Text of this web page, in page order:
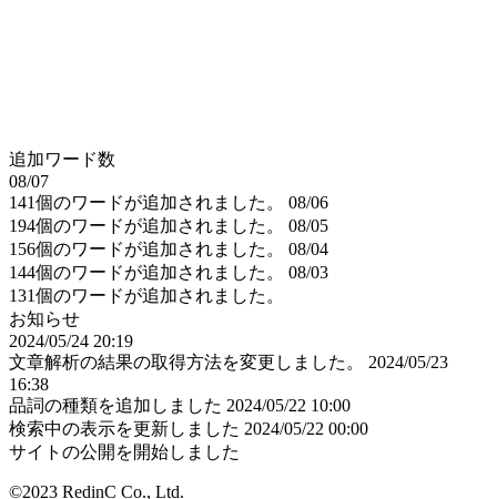
追加ワード数
08/07
141個のワードが追加されました。
08/06
194個のワードが追加されました。
08/05
156個のワードが追加されました。
08/04
144個のワードが追加されました。
08/03
131個のワードが追加されました。
お知らせ
2024/05/24 20:19
文章解析の結果の取得方法を変更しました。
2024/05/23
16:38
品詞の種類を追加しました 2024/05/22 10:00
検索中の表示を更新しました 2024/05/22 00:00
サイトの公開を開始しました
©2023 RedinC Co., Ltd.